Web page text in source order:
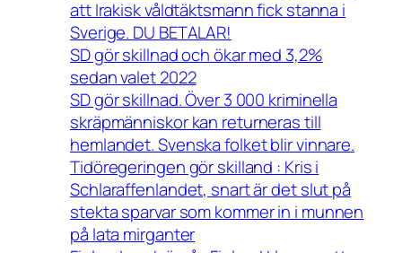
att Irakisk våldtäktsmann fick stanna i
Sverige. DU BETALAR!
SD gör skillnad och ökar med 3,2%
sedan valet 2022
SD gör skillnad. Över 3 000 kriminella
skräpmänniskor kan returneras till
hemlandet. Svenska folket blir vinnare.
Tidöregeringen gör skilland : Kris i
Schlaraffenlandet, snart är det slut på
stekta sparvar som kommer in i munnen
på lata mirganter